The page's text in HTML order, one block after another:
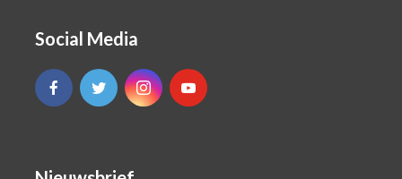
Social Media